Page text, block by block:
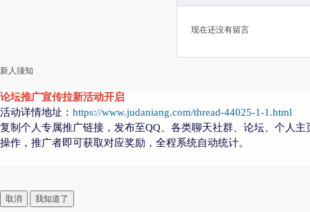
现在还没有留言
新人须知
论坛推广宣传拉新活动开启
活动详情地址： https://www.judaniang.com/thread-44025-1-1.html
复制个人专属推广链接，发布至QQ、各类聊天社群、论坛、个人
操作，推广者即可获取对应奖励，全程系统自动统计。
取消 我知道了